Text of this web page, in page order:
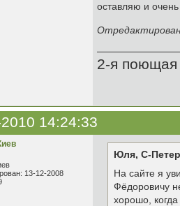
оставляю и
2-я поющая
14:24:33
13-12-2008
Юля, С-
На сайте я
Фёдоровичу
хорошо,